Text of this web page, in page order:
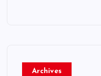
Archives